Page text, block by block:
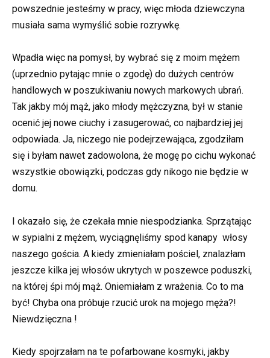
powszednie jesteśmy w pracy, więc młoda dziewczyna
musiała sama wymyślić sobie rozrywkę.
Wpadła więc na pomysł, by wybrać się z moim mężem
(uprzednio pytając mnie o zgodę) do dużych centrów
handlowych w poszukiwaniu nowych markowych ubrań.
Tak jakby mój mąż, jako młody mężczyzna, był w stanie
ocenić jej nowe ciuchy i zasugerować, co najbardziej jej
odpowiada. Ja, niczego nie podejrzewająca, zgodziłam
się i byłam nawet zadowolona, że mogę po cichu wykonać
wszystkie obowiązki, podczas gdy nikogo nie będzie w
domu.
I okazało się, że czekała mnie niespodzianka. Sprzątając
w sypialni z mężem, wyciągnęliśmy spod kanapy włosy
naszego gościa. A kiedy zmieniałam pościel, znalazłam
jeszcze kilka jej włosów ukrytych w poszewce poduszki,
na której śpi mój mąż. Oniemiałam z wrażenia. Co to ma
być! Chyba ona próbuje rzucić urok na mojego męża?!
Niewdzięczna !
Kiedy spojrzałam na te pofarbowane kosmyki, jakby